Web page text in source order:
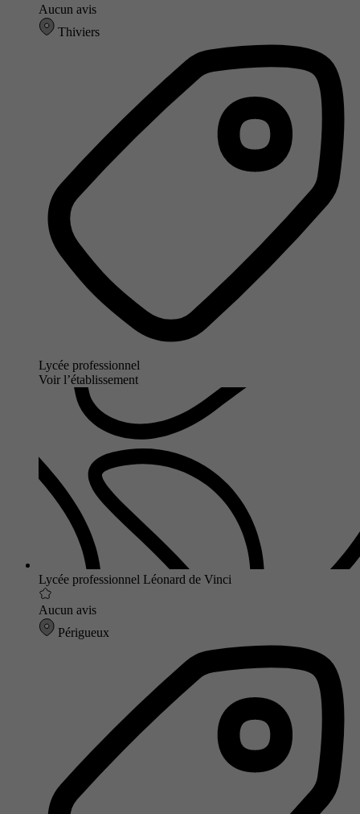
Aucun avis
Thiviers
Lycée professionnel
Voir l’établissement
Lycée professionnel Léonard de Vinci
Aucun avis
Périgueux